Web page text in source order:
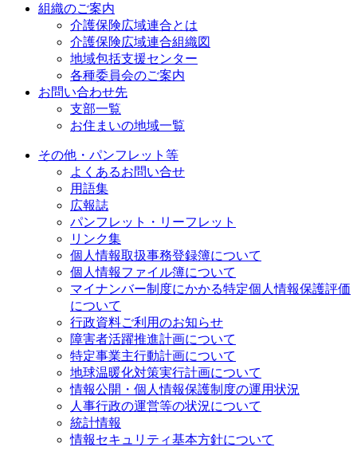
組織のご案内
介護保険広域連合とは
介護保険広域連合組織図
地域包括支援センター
各種委員会のご案内
お問い合わせ先
支部一覧
お住まいの地域一覧
その他・パンフレット等
よくあるお問い合せ
用語集
広報誌
パンフレット・リーフレット
リンク集
個人情報取扱事務登録簿について
個人情報ファイル簿について
マイナンバー制度にかかる特定個人情報保護評価
について
行政資料ご利用のお知らせ
障害者活躍推進計画について
特定事業主行動計画について
地球温暖化対策実行計画について
情報公開・個人情報保護制度の運用状況
人事行政の運営等の状況について
統計情報
情報セキュリティ基本方針について